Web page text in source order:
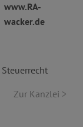
www.RA-
wacker.de
Steuerrecht
Zur Kanzlei >